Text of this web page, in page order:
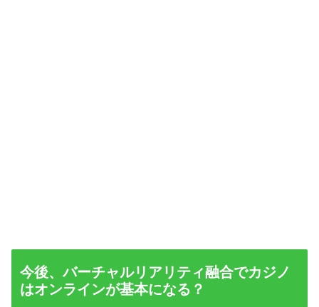
今後、バーチャルリアリティ融合でカジノ
はオンラインが基本になる？